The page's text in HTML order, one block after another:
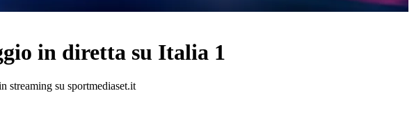
in diretta su Italia 1
streaming su sportmediaset.it